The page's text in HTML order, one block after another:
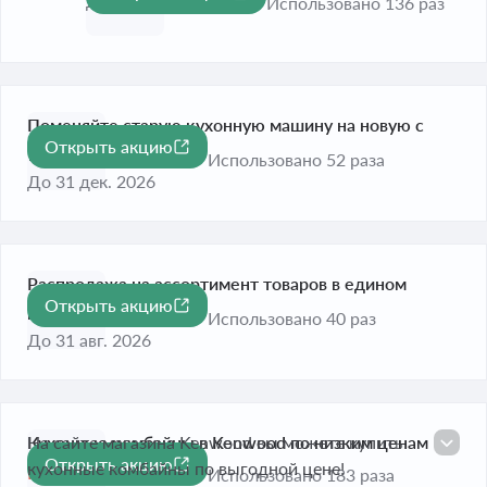
Поменяйте старую кухонную машину на новую с
услугой трейд-ин
До 31 дек. 2026
Открыть акцию
Использовано 52 раза
Распродажа на ассортимент товаров в едином
разделе
До 31 авг. 2026
Открыть акцию
Использовано 40 раз
Кухонные комбайны в Kenwood по низким ценам
Истекает завтра
На сайте магазина Kenwood вы можете купить
кухонные комбайны по выгодной цене!
Открыть акцию
Использовано 183 раза